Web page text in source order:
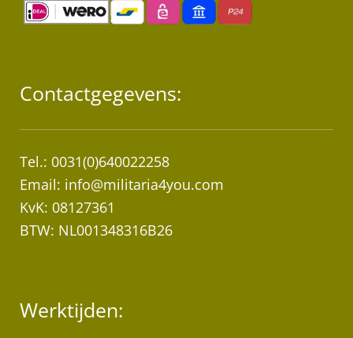
Contactgegevens:
Tel.: 0031(0)640022258
Email: info@militaria4you.com
KvK: 08127361
BTW: NL001348316B26
Werktijden: